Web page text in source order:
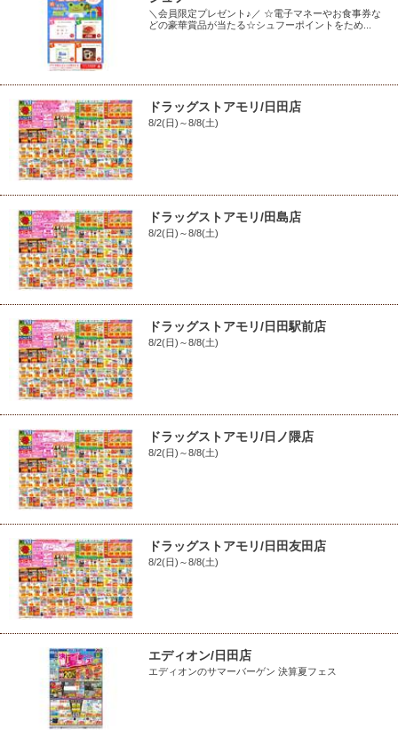
＼会員限定プレゼント♪／ ☆電子マネーやお食事券な
どの豪華賞品が当たる☆シュフーポイントをため...
ドラッグストアモリ/日田店
8/2(日)～8/8(土)
ドラッグストアモリ/田島店
8/2(日)～8/8(土)
ドラッグストアモリ/日田駅前店
8/2(日)～8/8(土)
ドラッグストアモリ/日ノ隈店
8/2(日)～8/8(土)
ドラッグストアモリ/日田友田店
8/2(日)～8/8(土)
エディオン/日田店
エディオンのサマーバーゲン 決算夏フェス